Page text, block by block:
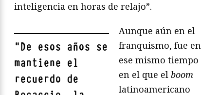
inteligencia en horas de relajo”.
"De esos años se
mantiene el
recuerdo de
Aunque aún en el
franquismo, fue en
ese mismo tiempo
en el que el boom
latinoamericano